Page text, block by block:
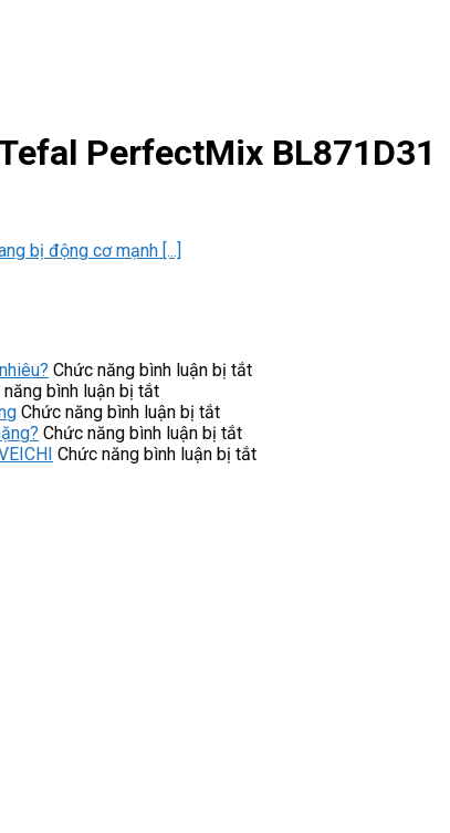
PerfectMix BL871D31
bị động cơ mạnh [...]
Chức năng bình luận bị tắtở
Cuckoo
năng bình luận bị tắtở
Ứng
dụng
của
Chức năng bình luận bị tắtở
NC-
4PT
Chức năng bình luận bị tắtở
Khởi
Chức năng bình luận bị tắtở